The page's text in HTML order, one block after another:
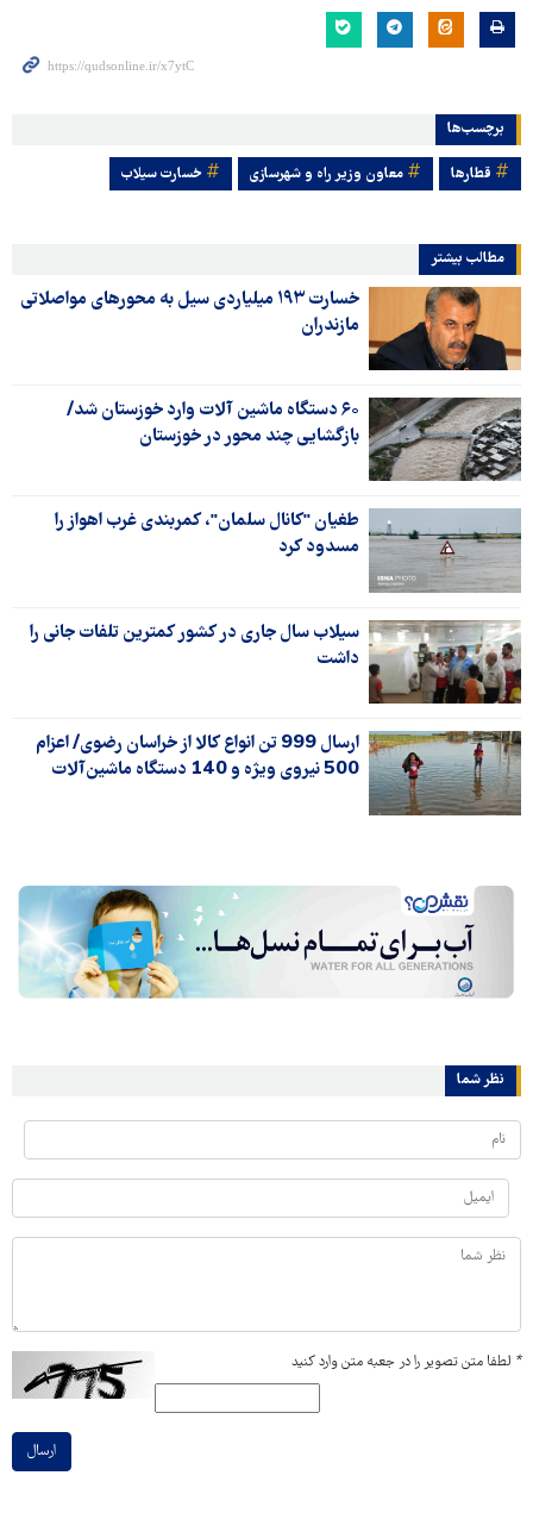
برچسب‌ها
قطارها معاون وزیر راه و شهرسازی خسارت سیلاب
مطالب بیشتر
خسارت ۱۹۳ میلیاردی سیل به محورهای مواصلاتی
مازندران
۶۰ دستگاه ماشین آلات وارد خوزستان شد/
بازگشایی چند محور در خوزستان
طغیان "کانال سلمان"، کمربندی غرب اهواز را
مسدود کرد
سیلاب سال جاری در کشور کمترین تلفات جانی را
داشت
ارسال 999 تن انواع کالا از خراسان رضوی/ اعزام
500 نیروی ویژه و 140 دستگاه ماشین‌آلات
نظر شما
* لطفا متن تصویر را در جعبه متن وارد کنید
ارسال